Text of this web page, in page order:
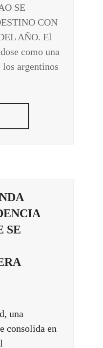
SE
CON
AÑO. El
como una
argentinos
SE